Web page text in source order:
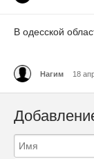
В одесской
Нагим 18